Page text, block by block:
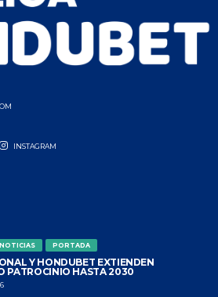
INSTAGRAM
NOTICIAS PORTADA
Y HONDUBET EXTIENDEN
PATROCINIO HASTA 2030